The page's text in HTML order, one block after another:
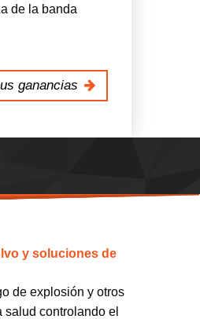
de la banda
ganancias
y soluciones de
de explosión y otros
salud controlando el